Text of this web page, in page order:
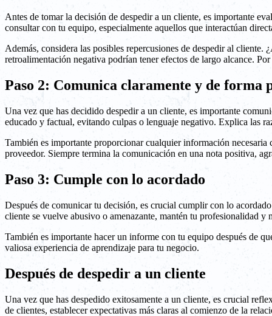
Antes de tomar la decisión de despedir a un cliente, es importante
consultar con tu equipo, especialmente aquellos que interactúan
Además, considera las posibles repercusiones de despedir al
retroalimentación negativa podrían tener efectos de largo alcance.
Paso 2: Comunica claramente y de forma
Una vez que has decidido despedir a un cliente, es importante
educado y factual, evitando culpas o lenguaje negativo. Explica las
También es importante proporcionar cualquier información
proveedor. Siempre termina la comunicación en una nota positiva,
Paso 3: Cumple con lo acordado
Después de comunicar tu decisión, es crucial cumplir con lo
cliente se vuelve abusivo o amenazante, mantén tu profesionalidad
También es importante hacer un informe con tu equipo después de
valiosa experiencia de aprendizaje para tu negocio.
Después de despedir a un cliente
Una vez que has despedido exitosamente a un cliente, es crucial
de clientes, establecer expectativas más claras al comienzo de la